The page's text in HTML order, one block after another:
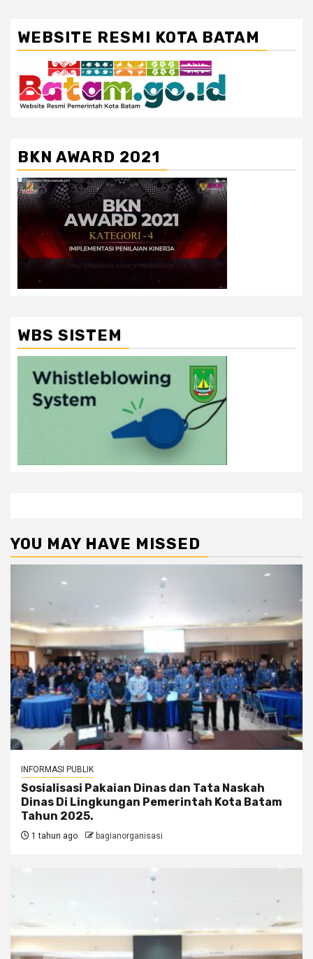
WEBSITE RESMI KOTA BATAM
BKN AWARD 2021
WBS SISTEM
YOU MAY HAVE MISSED
INFORMASI PUBLIK
Sosialisasi Pakaian Dinas dan Tata Naskah
Dinas Di Lingkungan Pemerintah Kota Batam
Tahun 2025.
1 tahun ago bagianorganisasi